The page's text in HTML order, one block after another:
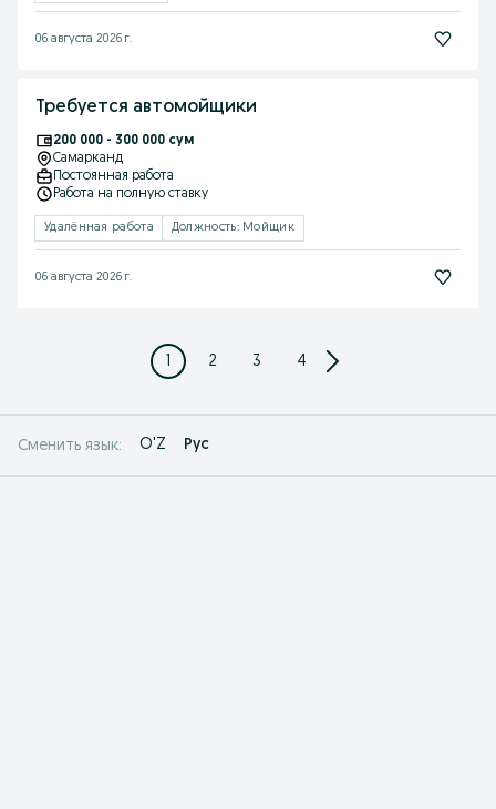
06 августа 2026 г.
Требуется автомойщики
200 000 - 300 000 сум
Самарканд
Постоянная работа
Работа на полную ставку
Удалённая работа Должность: Мойщик
06 августа 2026 г.
1 2 3 4
Сменить язык: O'Z Рус